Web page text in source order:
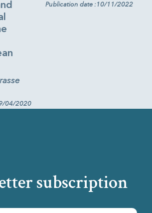
04/2020
Publication date :10/11/2022
subscription